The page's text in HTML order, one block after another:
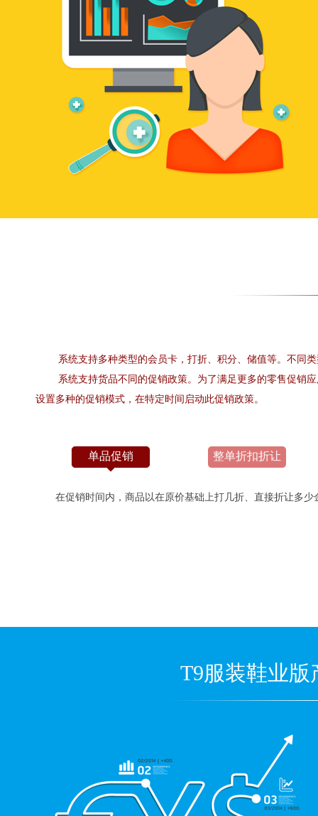
系统支持多种类型的会员卡，打折、积分、储值等。不同类
系统支持货品不同的促销政策。为了满足更多的零售促销应
设置多种的促销模式，在特定时间启动此促销政策。
单品促销 整单折扣折让
在促销时间内，商品以在原价基础上打几折、直接折让多少
T9服装鞋业